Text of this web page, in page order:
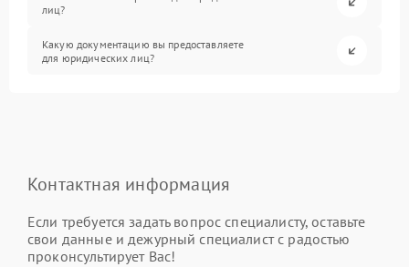
лиц?
Какую документацию вы предоставляете
для юридических лиц?
Контактная информация
Если требуется задать вопрос специалисту, оставьте
свои данные и дежурный специалист с радостью
проконсультирует Вас!